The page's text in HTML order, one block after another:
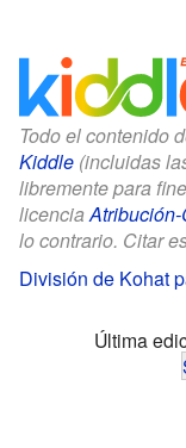
Todo el contenido
Kiddle (incluidas
libremente para
licencia
lo contrario. Citar
División de Kohat
Última